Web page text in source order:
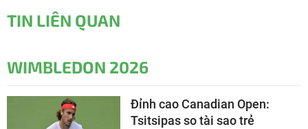
TIN LIÊN QUAN
WIMBLEDON 2026
Đỉnh cao Canadian Open:
Tsitsipas so tài sao trẻ